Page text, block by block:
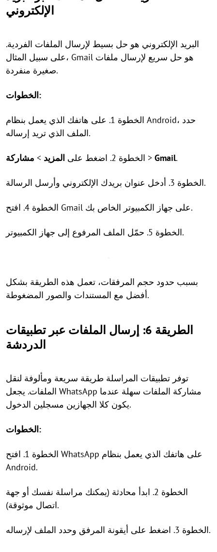
الإلكتروني
البريد الإلكتروني هو حل بسيط لإرسال الملفات الفردية.
على سبيل المثال، Gmail هو حل سريع لإرسال ملفات
صغيرة منفردة.
الخطوات:
الخطوة 1. على هاتفك الذي يعمل بنظام Android، حدد
الملف الذي تريد إرساله.
الخطوة 2. اضغط على المزيد > مشاركة > Gmail.
الخطوة 3. أدخل عنوان بريدك الإلكتروني وأرسل الرسالة.
الخطوة 4. افتح Gmail على جهاز الكمبيوتر الخاص بك.
الخطوة 5. حمّل الملف المرفوع إلى جهاز الكمبيوتر.
بسبب حدود حجم المرفقات، تعمل هذه الطريقة بشكل
أفضل مع المستندات والصور المضغوطة.
الطريقة 6: إرسال الملفات عبر تطبيقات
الدردشة
توفر تطبيقات المراسلة طريقة سريعة ومألوفة لنقل
الملفات. يجعل WhatsApp مشاركة الملفات سهلة عندما
يكون كلا الجهازين مسجلين الدخول.
الخطوات:
الخطوة 1. افتح WhatsApp على هاتفك الذي يعمل بنظام
Android.
الخطوة 2. ابدأ محادثة (يمكنك مراسلة نفسك أو جهة
اتصال موثوقة).
الخطوة 3. اضغط على أيقونة المرفق وحدد الملف لإرساله.